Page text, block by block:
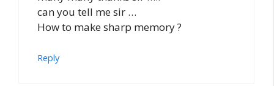
can you tell me sir …
How to make sharp memory ?
Reply